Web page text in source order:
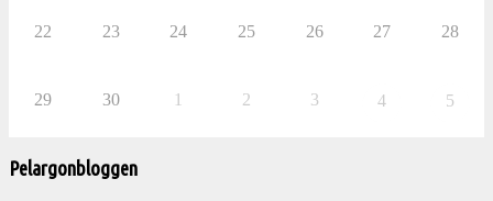
22 23 24 25 26 27 28
29 30 1 2 3 4 5
Pelargonbloggen